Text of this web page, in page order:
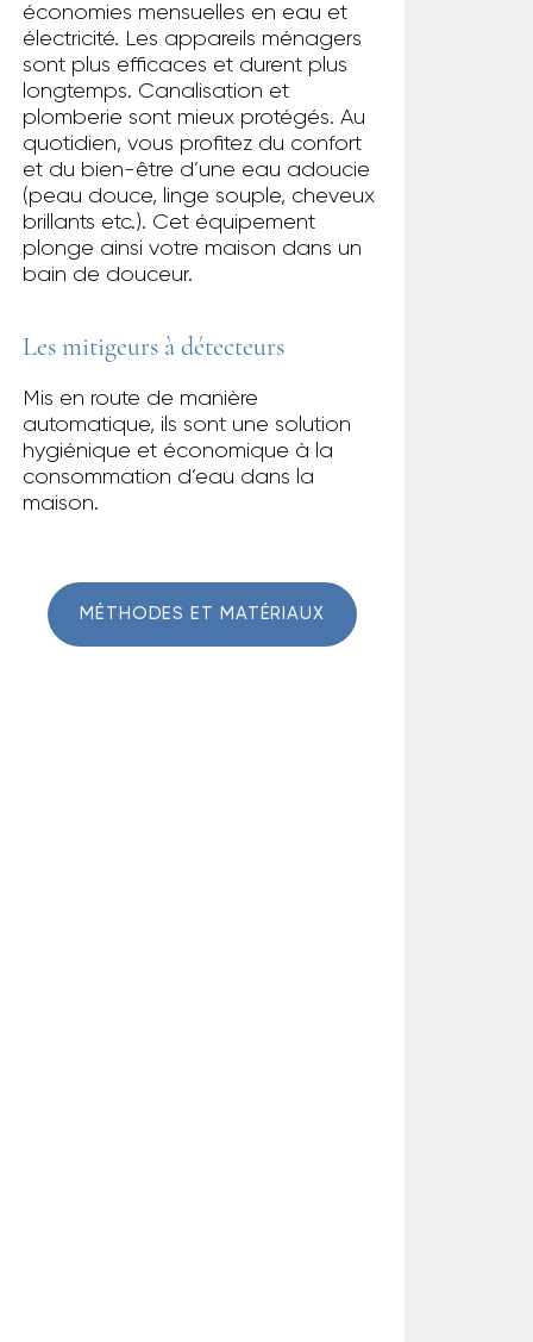
économies mensuelles en eau et
électricité. Les appareils ménagers
sont plus efficaces et durent plus
longtemps. Canalisation et
plomberie sont mieux protégés. Au
quotidien, vous profitez du confort
et du bien-être d’une eau adoucie
(peau douce, linge souple, cheveux
brillants etc.). Cet équipement
plonge ainsi votre maison dans un
bain de douceur.
Les mitigeurs à détecteurs
Mis en route de manière
automatique, ils sont une solution
hygiénique et économique à la
consommation d’eau dans la
maison.
MÉTHODES ET MATÉRIAUX